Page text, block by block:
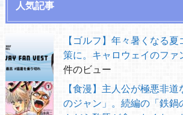
人気記事
【ゴルフ】年々暑くなる
策に。キャロウェイのファ
件のビュー
【食漫】主人公が極悪非
のジャン」。続編の「鉄鍋